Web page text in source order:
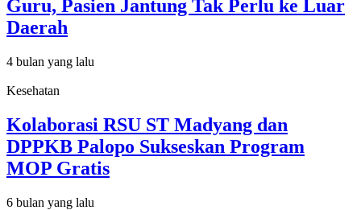
Guru, Pasien Jantung Tak Perlu ke Luar
Daerah
4 bulan yang lalu
Kesehatan
Kolaborasi RSU ST Madyang dan
DPPKB Palopo Sukseskan Program
MOP Gratis
6 bulan yang lalu